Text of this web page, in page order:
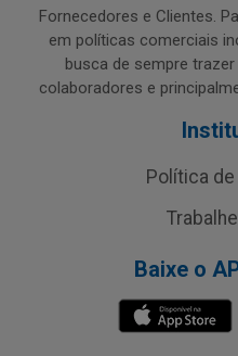
Fornecedores e Clientes.
em políticas comerciais
busca de sempre
colaboradores e
Política
Baixe o